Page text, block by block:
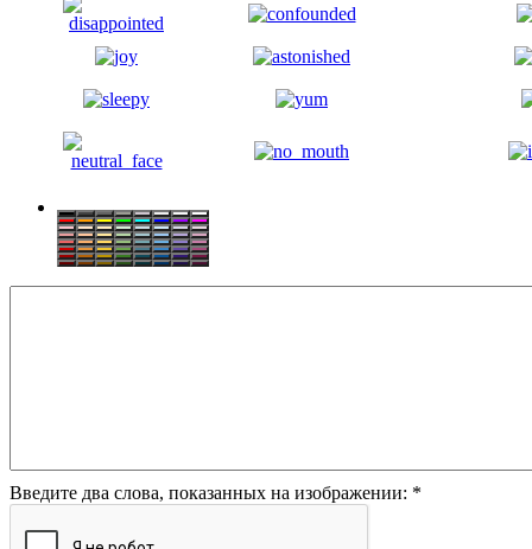
Введите два слова, показанных на изображении: *